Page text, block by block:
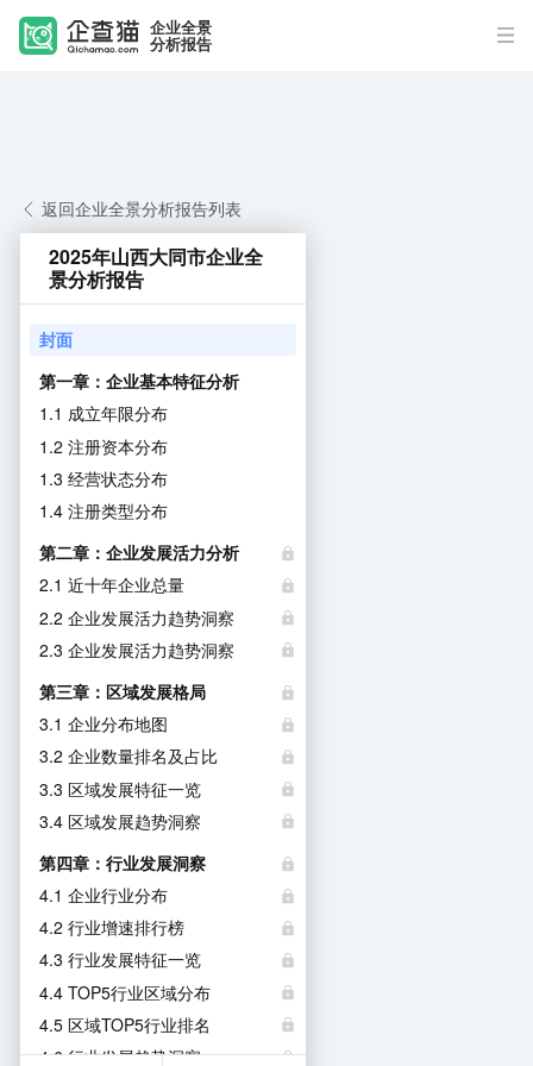
企业全景
分析报告
返回企业全景分析报告列表
2025年山西大同市企业全
景分析报告
封面
第一章：企业基本特征分析
1.1 成立年限分布
1.2 注册资本分布
1.3 经营状态分布
1.4 注册类型分布
第二章：企业发展活力分析
2.1 近十年企业总量
2.2 企业发展活力趋势洞察
2.3 企业发展活力趋势洞察
第三章：区域发展格局
3.1 企业分布地图
3.2 企业数量排名及占比
3.3 区域发展特征一览
3.4 区域发展趋势洞察
第四章：行业发展洞察
4.1 企业行业分布
4.2 行业增速排行榜
4.3 行业发展特征一览
4.4 TOP5行业区域分布
4.5 区域TOP5行业排名
4.6 行业发展趋势洞察